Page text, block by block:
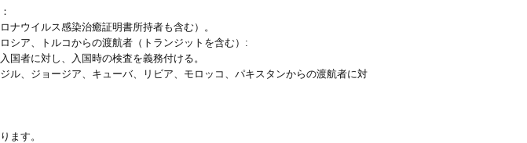
ウイルス感染治癒証明書所持者も含む）。
シア、トルコからの渡航者（トランジットを含む）:
者に対し、入国時の検査を義務付ける。
ル、ジョージア、キューバ、リビア、モロッコ、パキスタンからの渡航者に対
ます。